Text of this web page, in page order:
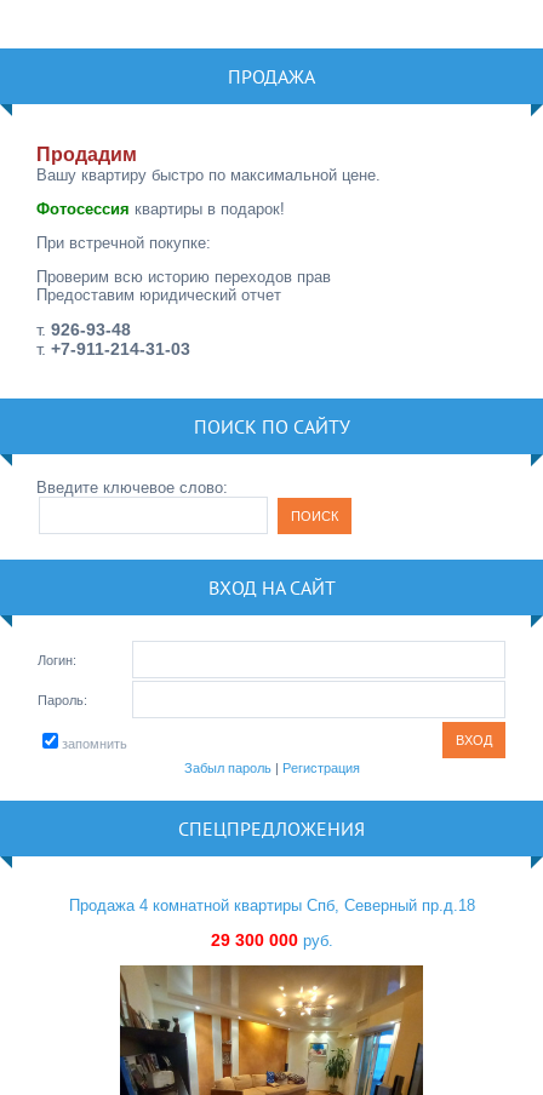
ПРОДАЖА
Продадим
Вашу квартиру быстро по максимальной цене.
Фотосессия квартиры в подарок!
При встречной покупке:
Проверим всю историю переходов прав
Предоставим юридический отчет
т. 926-93-48
т. +7-911-214-31-03
ПОИСК ПО САЙТУ
Введите ключевое слово:
ВХОД НА САЙТ
Логин:
Пароль:
запомнить
Забыл пароль| Регистрация
СПЕЦПРЕДЛОЖЕНИЯ
Продажа 4 комнатной квартиры Спб, Северный пр.д.18
29 300 000руб.